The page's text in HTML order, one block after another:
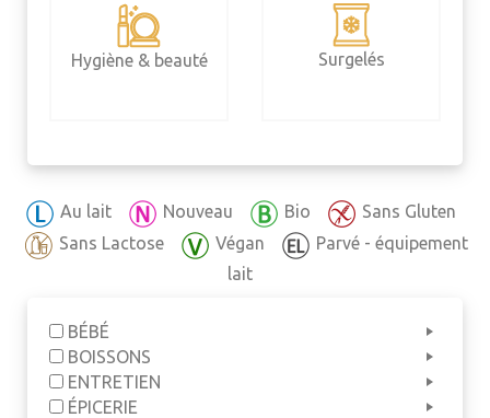
Hygiène & beauté Surgelés
Au lait Nouveau Bio
Sans Gluten
Sans Lactose
Végan
Parvé - équipement
lait
BÉBÉ
BOISSONS
ENTRETIEN
ÉPICERIE